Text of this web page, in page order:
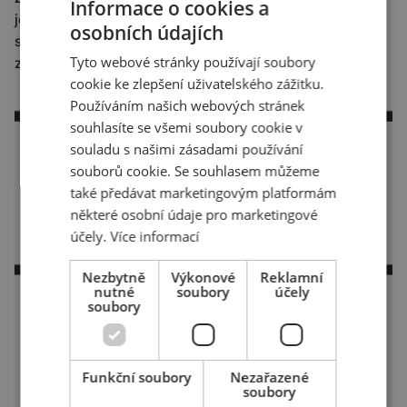
jejich propojení. Pak už je jen na vás, jak si vyhrajete
s obsahem a se vzhledem. Pro lepší zážitek doporučuji
zadat tvorbu bannerů grafikovi.
Informace o cookies a
osobních údajích
Tyto webové stránky používají soubory
cookie ke zlepšení uživatelského zážitku.
Používáním našich webových stránek
souhlasíte se všemi soubory cookie v
souladu s našimi zásadami používání
souborů cookie. Se souhlasem můžeme
také předávat marketingovým platformám
některé osobní údaje pro marketingové
účely.Více informací
Nezbytně
nutné
soubory
Výkonové
soubory
Reklamní
účely
Funkční soubory
Nezařazené
soubory